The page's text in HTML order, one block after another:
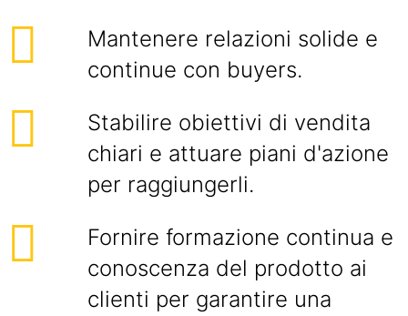
Mantenere relazioni solide e
continue con buyers.
Stabilire obiettivi di vendita
chiari e attuare piani d'azione
per raggiungerli.
Fornire formazione continua e
conoscenza del prodotto ai
clienti per garantire una